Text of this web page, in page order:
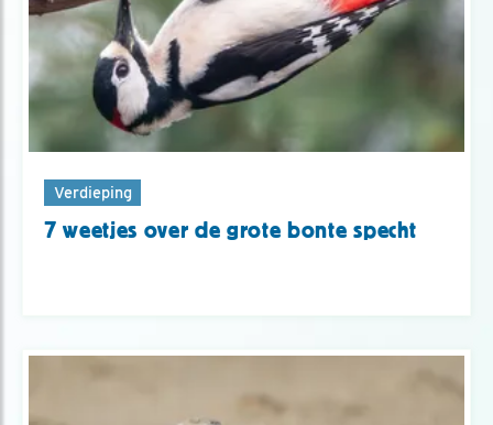
Verdieping
7 weetjes over de grote bonte specht